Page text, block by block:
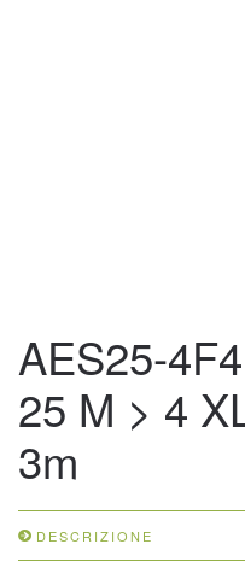
AES25-
25 M > 4
3m
DESCRIZIONE